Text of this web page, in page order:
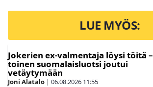
LUE MYÖS:
Jokerien ex-valmentaja löysi töitä –
toinen suomalaisluotsi joutui
vetäytymään
Joni Alatalo | 06.08.2026 11:55